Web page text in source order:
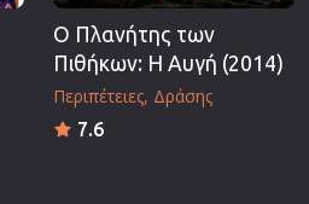
Ο Πλανήτης των
Πιθήκων: Η Αυγή (2014)
Περιπέτειες Δράσης
7.6